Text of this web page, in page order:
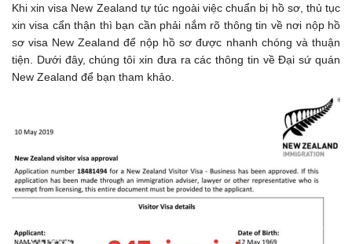
Khi xin visa New Zealand tự túc ngoài việc chuẩn bị hồ sơ, thủ tục
xin visa cẩn thận thì bạn cần phải nắm rõ thông tin về nơi nộp hồ
sơ visa New Zealand để nộp hồ sơ được nhanh chóng và thuận
tiện. Dưới đây, chúng tôi xin đưa ra các thông tin về Đại sứ quán
New Zealand để bạn tham khảo.